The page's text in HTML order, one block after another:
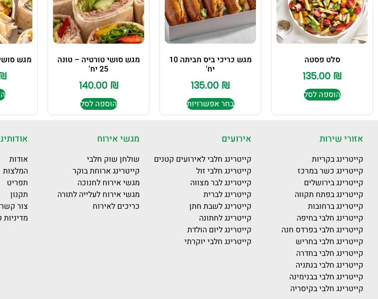
סלט פסטה
135.00 ₪
הוספה לסל
מגש כריכי ביס חביתה 10
יח'
135.00 ₪
בחר אפשרויות
מגש סושי טורטיה – טונה
25 יח'
140.00 ₪
הוספה לסל
מגש
אזורי שירות
קייטרינג בקריות
קייטרינג כשר במרכז
קייטרינג בירושלים
קייטרינג בפתח תקווה
קייטרינג ברחובות
קייטרינג חלבי בחיפה
קייטרינג חלבי בפרדס חנה
קייטרינג חלבי בחריש
קייטרינג חלבי בחדרה
קייטרינג חלבי בנתניה
קייטרינג חלבי בבנימינה
קייטרינג חלבי בקיסריה
אירועים
קייטרינג חלבי לאירועים קטנים
קייטרינג חלבי זול
קייטרינג לבר מצווה
קייטרינג לברית
קייטרינג לשבת חתן
קייטרינג לחתונה
קייטרינג ליום הולדת
קייטרינג חלבי יוקרתי
מגשי אירוח
שולחן שוק חלבי
קייטרינג ארוחת בוקר
מגשי אירוח לחנוכה
מגשי אירוח לעלייה לתורה
כריכים לאירוח
אודות
המלצות
תפריט
תקנון
צור קשר